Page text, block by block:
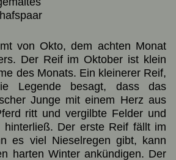
von Okto, dem achten Monat
Der Reif im Oktober ist klein
des Monats. Ein kleinerer Reif,
Legende besagt, dass das
Junge mit einem Herz aus
ritt und vergilbte Felder und
hinterließ. Der erste Reif fällt im
es viel Nieselregen gibt, kann
harten Winter ankündigen. Der